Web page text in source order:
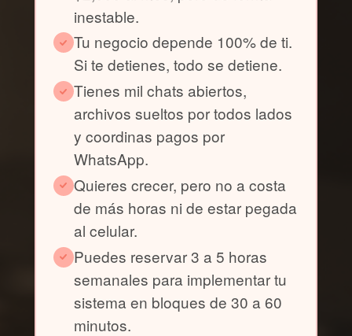
inestable.
Tu negocio depende 100% de ti.
Si te detienes, todo se detiene.
Tienes mil chats abiertos,
archivos sueltos por todos lados
y coordinas pagos por
WhatsApp.
Quieres crecer, pero no a costa
de más horas ni de estar pegada
al celular.
Puedes reservar 3 a 5 horas
semanales para implementar tu
sistema en bloques de 30 a 60
minutos.